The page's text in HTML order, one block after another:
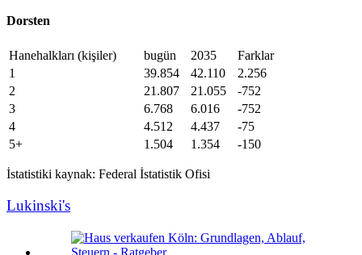
Dorsten
Hanehalkları (kişiler) bugün 2035
Farklar
1
39.854 42.110
2.256
2
21.807 21.055
-752
3
6.768 6.016
-752
4
4.512 4.437
-75
5+
1.504 1.354 -150
İstatistiki kaynak: Federal İstatistik Ofisi
Lukinski's